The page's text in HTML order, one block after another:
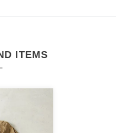
ITEMS